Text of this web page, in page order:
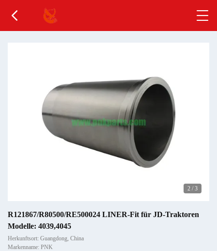
2 / 3
R121867/R80500/RE500024 LINER-Fit für JD-Traktoren
Modelle: 4039,4045
Herkunftsort: Guangdong, China
Markenname: PNK